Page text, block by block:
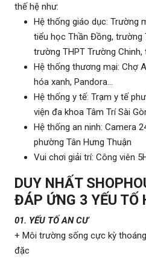
thế hệ như:
Hệ thống giáo dục: Trường
tiểu học Thần Đồng, trường
trường THPT Trường Chinh,
Hệ thống thương mại: Chợ
hóa xanh, Pandora…
Hệ thống y tế: Trạm y tế
viện đa khoa Tâm Trí Sài
Hệ thống an ninh: Camera
phường Tân Hưng Thuận
Vui chơi giải trí: Công viên
DUY NHẤT
ĐÁP ỨNG 3 YẾU TỐ
01. YẾU TỐ AN CƯ
+ Môi trường sống cực kỳ
đặc